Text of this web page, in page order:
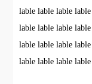
lable lable lable
lable lable lable
lable lable lable
lable lable lable